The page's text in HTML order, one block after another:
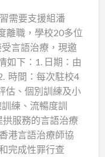
需要支援組潘
離職，學校20多位
言語治療，現邀
如下：1. 日期：由
時間：每次駐校4
估、個別訓練及小
練、流暢度訓
服務的言語治療
港言語治療師協
完成性罪行查